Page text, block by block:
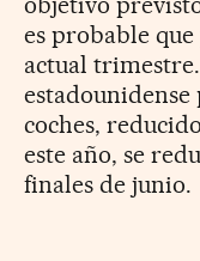
es probable
actual
coches,
este año, se
finales de junio.